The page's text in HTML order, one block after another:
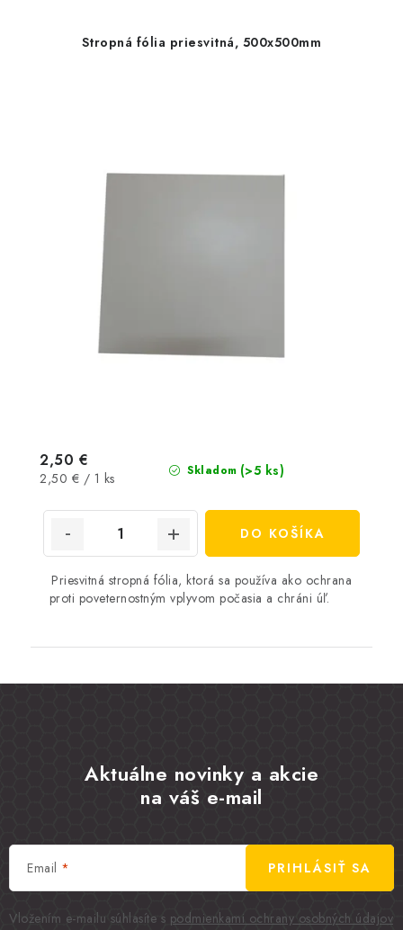
Stropná fólia priesvitná, 500x500mm
Skladom (>5 ks)
2,50 €
Jednotková
2,50 € / 1 ks
DO KOŠÍKA
Priesvitná stropná fólia, ktorá sa používa ako ochrana
proti poveternostným vplyvom počasia a chráni úľ.
Aktuálne novinky a akcie
na váš e-mail
Email
Vložením e-mailu súhlasíte s podmienkami ochrany osobných údajov
PRIHLÁSIŤ SA